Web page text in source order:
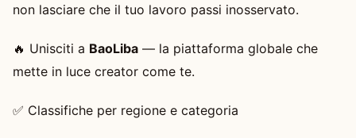
non lasciare che il tuo lavoro passi inosservato.
🔥 Unisciti a BaoLiba — la piattaforma globale che
mette in luce creator come te.
✅ Classifiche per regione e categoria